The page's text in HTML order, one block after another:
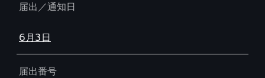
届出／通知日
6月3日
届出番号